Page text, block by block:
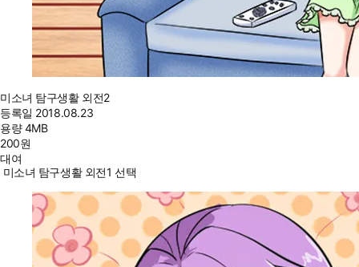
미소녀 탐구생활 외전2
등록일 2018.08.23
용량4MB
200원
대여
미소녀 탐구생활 외전1 선택